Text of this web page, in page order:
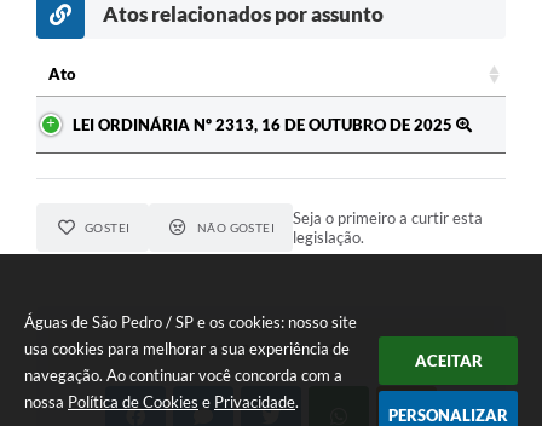
Águas de São Pedro / SP e os cookies: nosso site
usa cookies para melhorar a sua experiência de
navegação. Ao continuar você concorda com a
nossa Política de Cookies e Privacidade.
ACEITAR
PERSONALIZAR
Atos relacionados por assunto
Ato
LEI ORDINÁRIA Nº 2313, 16 DE OUTUBRO DE 2025
GOSTEI NÃO GOSTEI
Seja o primeiro a curtir esta
legislação.
COMPARTILHAR